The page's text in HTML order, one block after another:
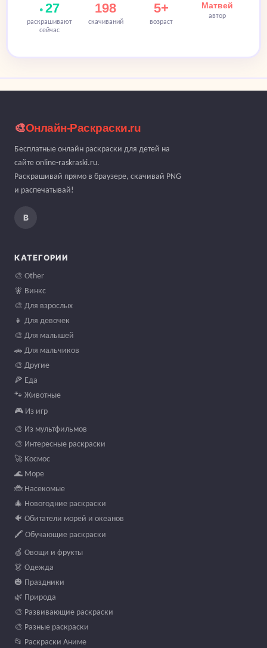
27
раскрашивают
сейчас
198
скачиваний
5+
возраст
Матвей
автор
🎨Онлайн-Раскраски.ru
Бесплатные онлайн раскраски для детей на
сайте online-raskraski.ru.
Раскрашивай прямо в браузере, скачивай PNG
и распечатывай!
В
КАТЕГОРИИ
🎨 Other
🧚 Винкс
🎨 Для взрослых
👧 Для девочек
🎨 Для малышей
🚗 Для мальчиков
🎨 Другие
🍕 Еда
🐾 Животные
🎮 Из игр
🎨 Из мультфильмов
🎨 Интересные раскраски
🚀 Космос
🌊 Море
🐞 Насекомые
🎄 Новогодние раскраски
🐠 Обитатели морей и океанов
🖍️ Обучающие раскраски
🍏 Овощи и фрукты
👗 Одежда
🎃 Праздники
🌿 Природа
🎨 Развивающие раскраски
🎨 Разные раскраски
📂 Раскраски Аниме